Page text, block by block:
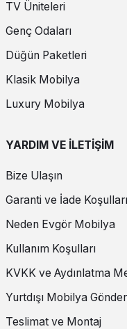
TV Üniteleri
Genç Odaları
Düğün Paketleri
Klasik Mobilya
Luxury Mobilya
YARDIM VE İLETİŞİM
Bize Ulaşın
Garanti ve İade Koşulları
Neden Evgör Mobilya
Kullanım Koşulları
KVKK ve Aydınlatma
Yurtdışı Mobilya
Teslimat ve Montaj